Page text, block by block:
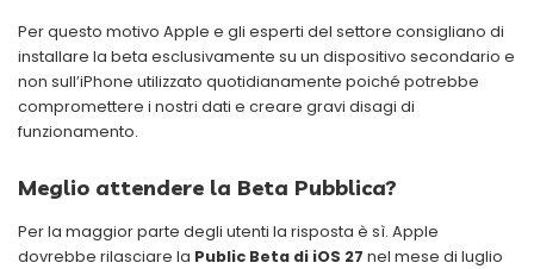
Per questo motivo Apple e gli esperti del settore consigliano di
installare la beta esclusivamente su un dispositivo secondario e
non sull’iPhone utilizzato quotidianamente poiché potrebbe
compromettere i nostri dati e creare gravi disagi di
funzionamento.
Meglio attendere la Beta Pubblica?
Per la maggior parte degli utenti la risposta è sì. Apple
dovrebbe rilasciare la Public Beta di iOS 27 nel mese di luglio